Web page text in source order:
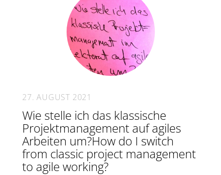
27. AUGUST 2021
Wie stelle ich das klassische
Projektmanagement auf agiles
Arbeiten um?How do I switch
from classic project management
to agile working?